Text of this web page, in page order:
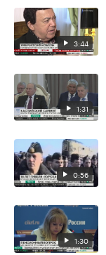
3:44
1:31
0:56
1:30